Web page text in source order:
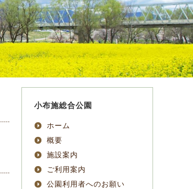
小布施総合公園
ホーム
概要
施設案内
ご利用案内
公園利用者へのお願い